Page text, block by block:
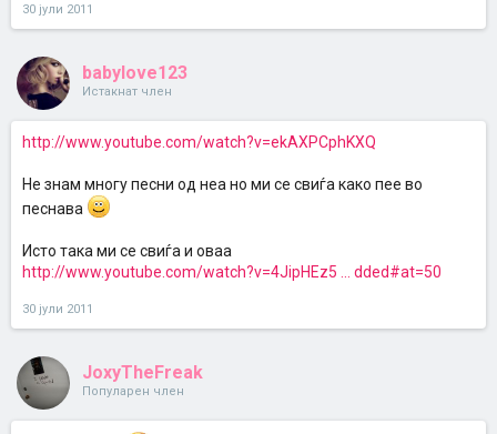
30 јули 2011
babylove123
Истакнат член
http://www.youtube.com/watch?v=ekAXPCphKXQ
Не знам многу песни од неа но ми се свиѓа како пее во
песнава
Исто така ми се свиѓа и оваа
http://www.youtube.com/watch?v=4JipHEz5 ... dded#at=50
30 јули 2011
JoxyTheFreak
Популарен член